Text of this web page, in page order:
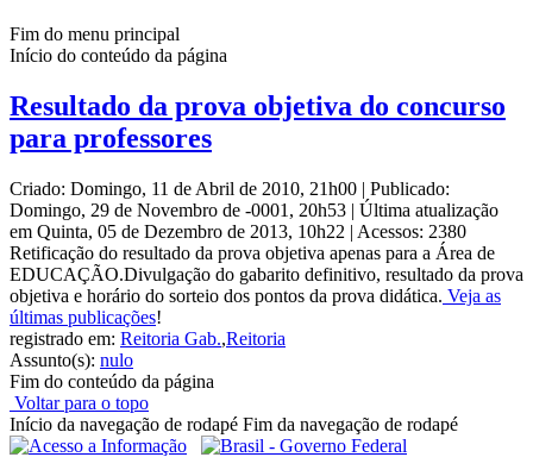
Fim do menu principal
Início do conteúdo da página
Resultado da prova objetiva do concurso
para professores
Criado: Domingo, 11 de Abril de 2010, 21h00 | Publicado:
Domingo, 29 de Novembro de -0001, 20h53 | Última atualização
em Quinta, 05 de Dezembro de 2013, 10h22 | Acessos: 2380
Retificação do resultado da prova objetiva apenas para a Área de
EDUCAÇÃO.Divulgação do gabarito definitivo, resultado da prova
objetiva e horário do sorteio dos pontos da prova didática. Veja as
últimas publicações!
registrado em: Reitoria Gab.,Reitoria
Assunto(s): nulo
Fim do conteúdo da página
Voltar para o topo
Início da navegação de rodapé Fim da navegação de rodapé